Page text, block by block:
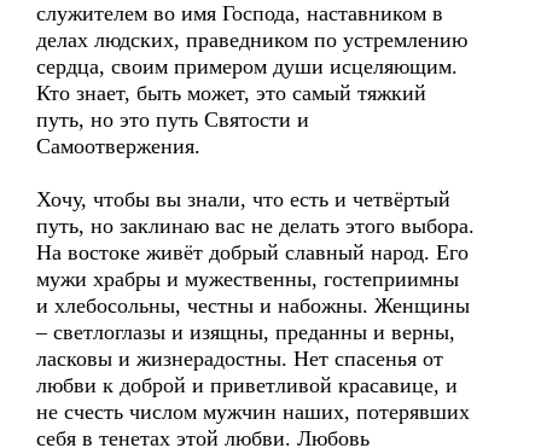
служителем во имя Господа, наставником в
делах людских, праведником по устремлению
сердца, своим примером души исцеляющим.
Кто знает, быть может, это самый тяжкий
путь, но это путь Святости и
Самоотвержения.
Хочу, чтобы вы знали, что есть и четвёртый
путь, но заклинаю вас не делать этого выбора.
На востоке живёт добрый славный народ. Его
мужи храбры и мужественны, гостеприимны
и хлебосольны, честны и набожны. Женщины
– светлоглазы и изящны, преданны и верны,
ласковы и жизнерадостны. Нет спасенья от
любви к доброй и приветливой красавице, и
не счесть числом мужчин наших, потерявших
себя в тенетах этой любви. Любовь